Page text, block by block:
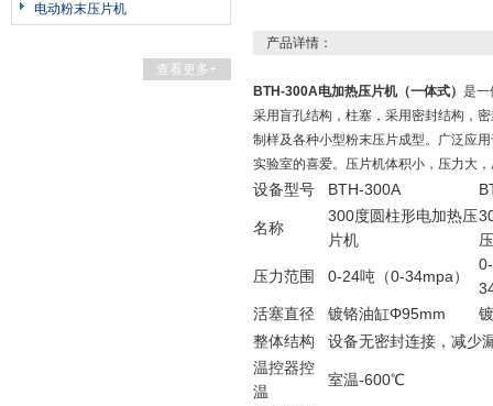
电动粉末压片机
查看更多+
产品详情：
BTH-300A电加热压片机（一体式） 是一
采用盲孔结构，柱塞，采用密封结构，
制样及各种小型粉末压片成型。广泛应
实验室的喜爱。压片机体积小，压力大
设备型号 BTH-300A
名称
300度圆柱形电加热压
片机
压力范围 0-24吨（0-34mpa）
活塞直径
镀铬油缸Φ95mm
整体结构
设备无密封连接，减少
温控器控
温
室温-600℃